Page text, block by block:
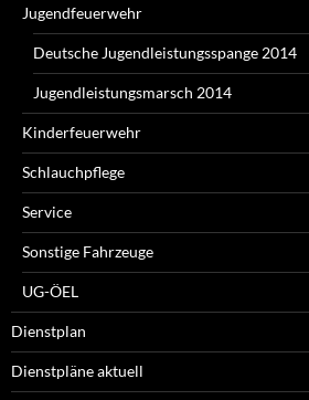
Jugendfeuerwehr
Deutsche Jugendleistungsspange 2014
Jugendleistungsmarsch 2014
Kinderfeuerwehr
Schlauchpflege
Service
Sonstige Fahrzeuge
UG-ÖEL
Dienstplan
Dienstpläne aktuell